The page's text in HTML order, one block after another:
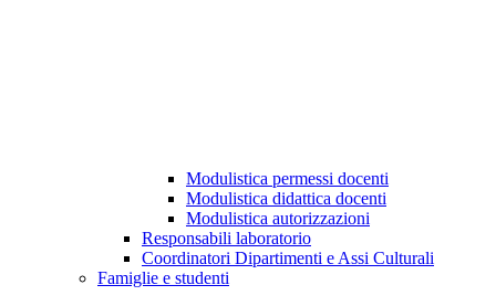
Modulistica permessi docenti
Modulistica didattica docenti
Modulistica autorizzazioni
Responsabili laboratorio
Coordinatori Dipartimenti e Assi Culturali
Famiglie e studenti